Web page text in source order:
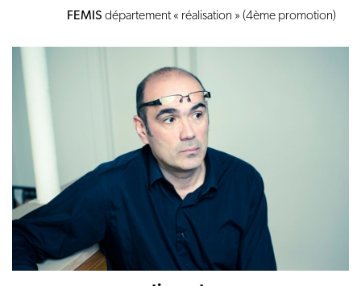
FEMIS département « réalisation » (4ème promotion)